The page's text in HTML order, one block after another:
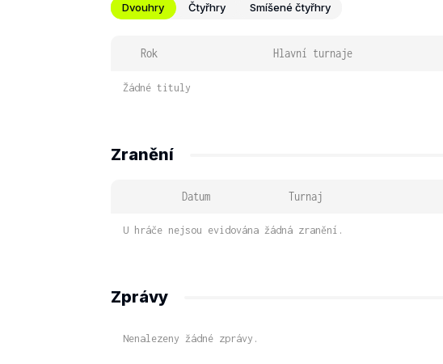
Dvouhry Čtyřhry Smíšené čtyřhry
Rok Hlavní turnaje
Žádné tituly
Zranění
Datum Turnaj
U hráče nejsou evidována žádná zranění.
Zprávy
Nenalezeny žádné zprávy.